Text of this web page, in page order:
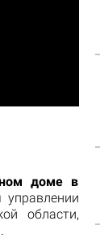
доме в
области,